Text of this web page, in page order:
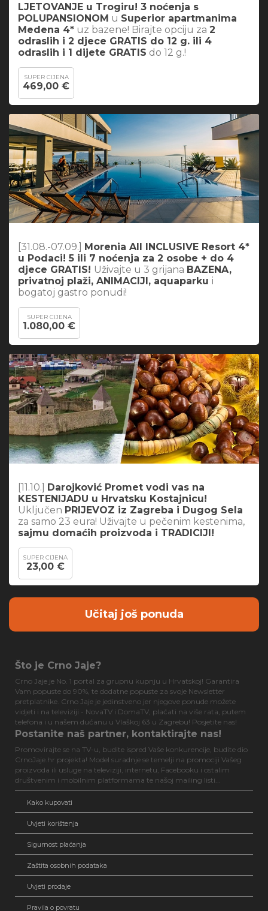
LJETOVANJE u Trogiru! 3 noćenja s
POLUPANSIONOM u Superior apartmanima
Medena 4* uz bazene! Birajte opciju za 2
odraslih i 2 djece GRATIS do 12 g. ili 4
odraslih i 1 dijete GRATIS do 12 g.!
SUPER CIJENA
469,00 €
[31.08.-07.09.]
Morenia All INCLUSIVE Resort 4*
u Podaci! 5 ili 7 noćenja za 2 osobe + do 4
djece GRATIS! Uživajte u 3 grijana BAZENA,
privatnoj plaži, ANIMACIJI, aquaparku i
bogatoj gastro ponudi!
SUPER CIJENA
1.080,00 €
[11.10.]
Darojković Promet vodi vas na
KESTENIJADU u Hrvatsku Kostajnicu!
Uključen PRIJEVOZ iz Zagreba i Dugog Sela
za samo 23 eura! Uživajte u pečenim kestenima,
sajmu domaćih proizvoda i TRADICIJI!
SUPER CIJENA
23,00 €
Učitaj još ponuda
Što je Crno Jaje?
Crno Jaje je No. 1 portal za grupnu kupnju u Hrvatskoj! Garantira
Vam popuste do 90%, te dodatne popuste za svoje Newsletter
pretplatnike. Crno Jaje je jedinstveno jer njegove ponude možete
vidjeti i na televiziji - NovaTV i DomaTV, plaćati na više rata, putem
telefona i u našem dućanu u Vlaškoj 63 u Zagrebu! Posjetite nas!
Postanite naš partner, kontaktirajte nas!
Promovirajte se na TV-u, budite ispred Vaše konkurencije, budite dio
CrnoJaje.hr projekta! Model suradnje se temelji na promociji Vašeg
proizvoda ili usluge na televiziji, internetu, Facebooku i ostalim
društvenim i mobilnim platformama te našoj mailing listi...
Kako kupovati
Uvjeti korištenja
Sigurnost plaćanja
Zaštita osobnih podataka
Uvjeti prodaje
Pravila o povratu